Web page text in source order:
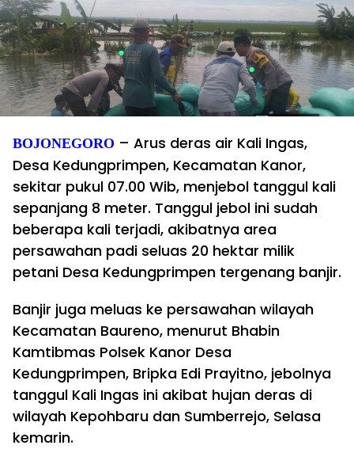
BOJONEGORO – Arus deras air Kali Ingas,
Desa Kedungprimpen, Kecamatan Kanor,
sekitar pukul 07.00 Wib, menjebol tanggul kali
sepanjang 8 meter. Tanggul jebol ini sudah
beberapa kali terjadi, akibatnya area
persawahan padi seluas 20 hektar milik
petani Desa Kedungprimpen tergenang banjir.
Banjir juga meluas ke persawahan wilayah
Kecamatan Baureno, menurut Bhabin
Kamtibmas Polsek Kanor Desa
Kedungprimpen, Bripka Edi Prayitno, jebolnya
tanggul Kali Ingas ini akibat hujan deras di
wilayah Kepohbaru dan Sumberrejo, Selasa
kemarin.